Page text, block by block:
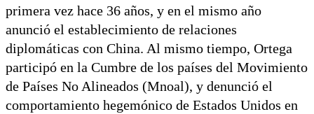
primera vez hace 36 años, y en el mismo año
anunció el establecimiento de relaciones
diplomáticas con China. Al mismo tiempo, Ortega
participó en la Cumbre de los países del Movimiento
de Países No Alineados (Mnoal), y denunció el
comportamiento hegemónico de Estados Unidos en